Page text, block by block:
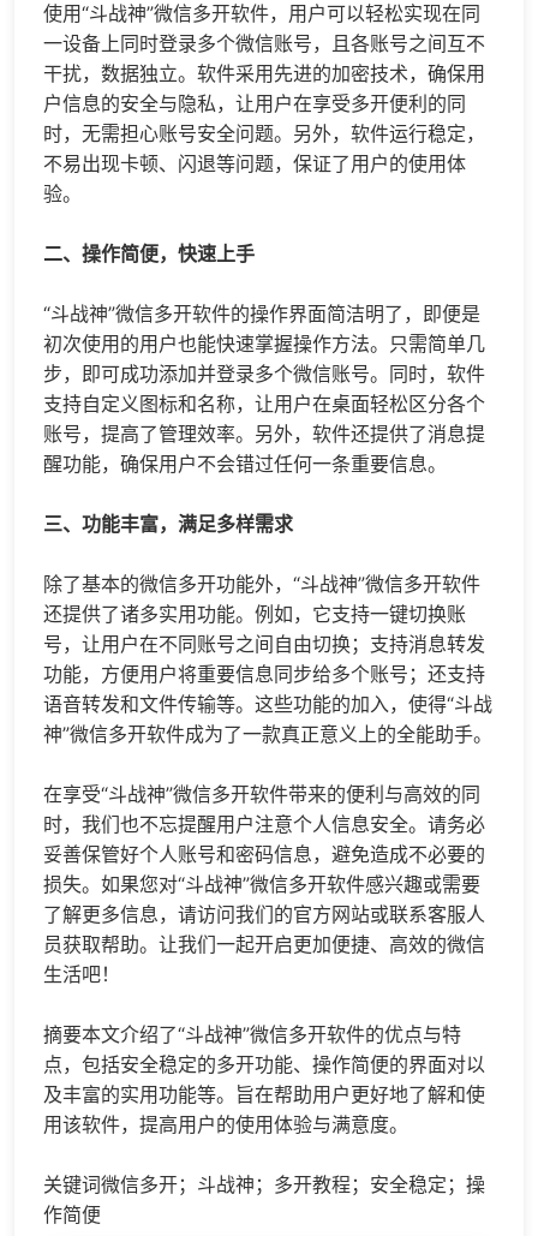
使用“斗战神”微信多开软件，用户可以轻松实现在同
一设备上同时登录多个微信账号，且各账号之间互不
干扰，数据独立。软件采用先进的加密技术，确保用
户信息的安全与隐私，让用户在享受多开便利的同
时，无需担心账号安全问题。另外，软件运行稳定，
不易出现卡顿、闪退等问题，保证了用户的使用体
验。
二、操作简便，快速上手
“斗战神”微信多开软件的操作界面简洁明了，即便是
初次使用的用户也能快速掌握操作方法。只需简单几
步，即可成功添加并登录多个微信账号。同时，软件
支持自定义图标和名称，让用户在桌面轻松区分各个
账号，提高了管理效率。另外，软件还提供了消息提
醒功能，确保用户不会错过任何一条重要信息。
三、功能丰富，满足多样需求
除了基本的微信多开功能外，“斗战神”微信多开软件
还提供了诸多实用功能。例如，它支持一键切换账
号，让用户在不同账号之间自由切换；支持消息转发
功能，方便用户将重要信息同步给多个账号；还支持
语音转发和文件传输等。这些功能的加入，使得“斗战
神”微信多开软件成为了一款真正意义上的全能助手。
在享受“斗战神”微信多开软件带来的便利与高效的同
时，我们也不忘提醒用户注意个人信息安全。请务必
妥善保管好个人账号和密码信息，避免造成不必要的
损失。如果您对“斗战神”微信多开软件感兴趣或需要
了解更多信息，请访问我们的官方网站或联系客服人
员获取帮助。让我们一起开启更加便捷、高效的微信
生活吧！
摘要本文介绍了“斗战神”微信多开软件的优点与特
点，包括安全稳定的多开功能、操作简便的界面对以
及丰富的实用功能等。旨在帮助用户更好地了解和使
用该软件，提高用户的使用体验与满意度。
关键词微信多开；斗战神；多开教程；安全稳定；操
作简便